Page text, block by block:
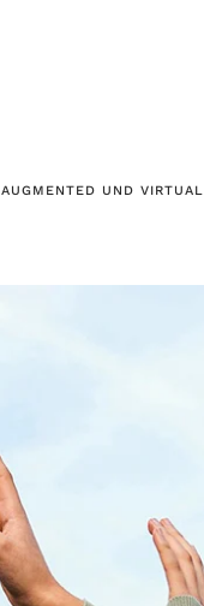
AUGMENTED UND